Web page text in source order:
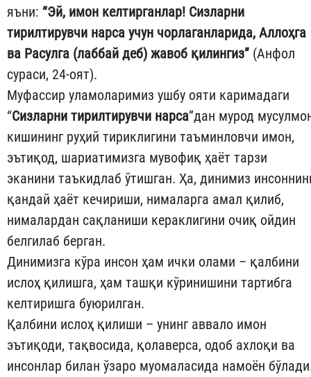
яъни: “Эй, имон келтирганлар! Сизларни
тирилтирувчи нарса учун чорлаганларида, Аллоҳга
ва Расулга (лаббай деб) жавоб қилингиз” (Анфол
сураси, 24-оят).
Муфассир уламоларимиз ушбу ояти каримадаги
“Сизларни тирилтирувчи нарса”дан мурод
кишининг руҳий тириклигини таъминловчи имон,
эътиқод, шариатимизга мувофиқ ҳаёт тарзи
эканини таъкидлаб ўтишган. Ҳа, динимиз
қандай ҳаёт кечириши, нималарга амал қилиб,
нималардан сақланиши кераклигини очиқ ойдин
белгилаб берган.
Динимизга кўра инсон ҳам ички олами – қалбини
ислоҳ қилишга, ҳам ташқи кўринишини тартибга
келтиришга буюрилган.
Қалбини ислоҳ қилиши – унинг аввало имон
эътиқоди, тақвосида, қолаверса, одоб ахлоқи ва
инсонлар билан ўзаро муомаласида намоён